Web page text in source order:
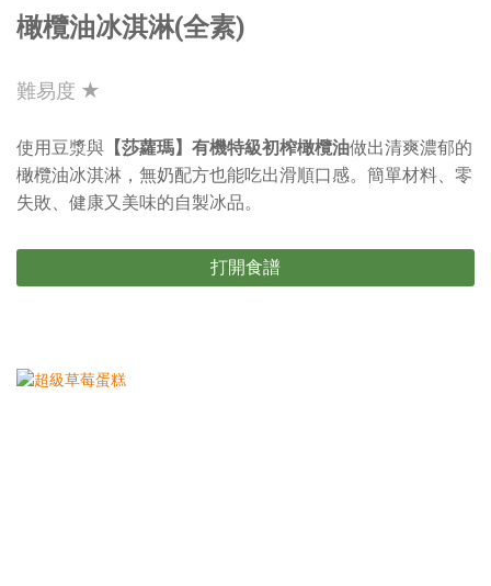
橄欖油冰淇淋(全素)
難易度 ★
使用豆漿與 【莎蘿瑪】有機特級初榨橄欖油做出清爽濃郁的
橄欖油冰淇淋，無奶配方也能吃出滑順口感。簡單材料、零
失敗、健康又美味的自製冰品。
打開食譜